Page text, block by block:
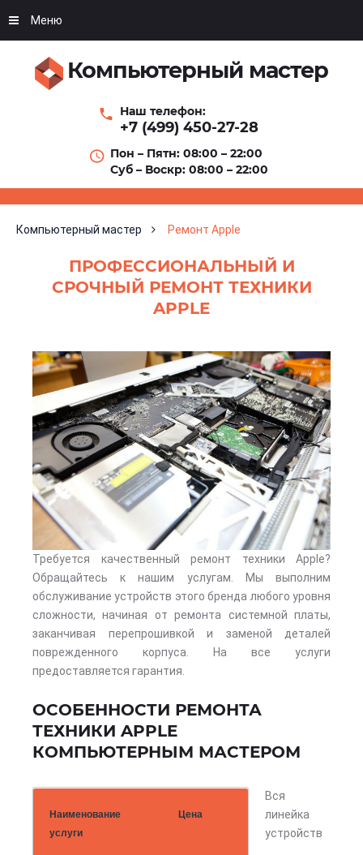
Компьютерный мастер
Наш телефон:
+7 (499) 450-27-28
Пон – Пятн: 08:00 – 22:00
Суб – Воскр: 08:00 – 22:00
Меню
Компьютерный мастер Ремонт Apple
ПРОФЕССИОНАЛЬНЫЙ И
СРОЧНЫЙ РЕМОНТ ТЕХНИКИ
APPLE
Требуется качественный ремонт техники Apple?
Обращайтесь к нашим услугам. Мы выполним
обслуживание устройств этого бренда любого уровня
сложности, начиная от ремонта системной платы,
заканчивая перепрошивкой и заменой деталей
поврежденного корпуса. На все услуги
предоставляется гарантия.
ОСОБЕННОСТИ РЕМОНТА
ТЕХНИКИ APPLE
КОМПЬЮТЕРНЫМ МАСТЕРОМ
Наименование
услуги
Цена
Вся
линейка
устройств